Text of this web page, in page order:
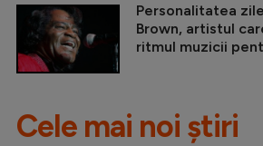
Personalitatea
Brown, artistul
ritmul muzicii
Cele mai noi știri